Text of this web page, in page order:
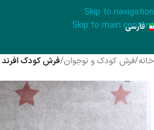
Skip to navigation
Skip to main content
فارسی
خانه/فرش کودک و نوجوان/فرش کودک افرند